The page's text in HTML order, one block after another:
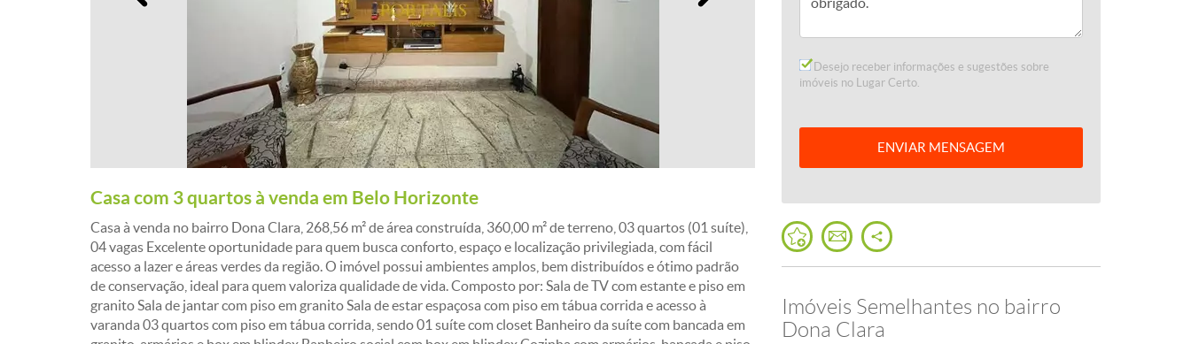
Casa com 3 quartos à venda em Belo Horizonte
Casa à venda no bairro Dona Clara, 268,56 m² de área construída, 360,00 m² de terreno, 03 quartos (01 suíte),
04 vagas Excelente oportunidade para quem busca conforto, espaço e localização privilegiada, com fácil
acesso a lazer e áreas verdes da região. O imóvel possui ambientes amplos, bem distribuídos e ótimo padrão
de conservação, ideal para quem valoriza qualidade de vida. Composto por: Sala de TV com estante e piso em
granito Sala de jantar com piso em granito Sala de estar espaçosa com piso em tábua corrida e acesso à
varanda 03 quartos com piso em tábua corrida, sendo 01 suíte com closet Banheiro da suíte com bancada em
Desejo receber informações e sugestões sobre
imóveis no Lugar Certo.
ENVIAR MENSAGEM
Imóveis Semelhantes no bairro
Dona Clara